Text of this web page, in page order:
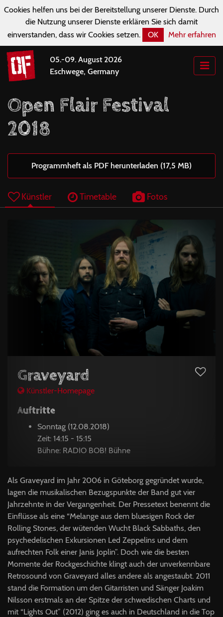
Cookies helfen uns bei der Bereitstellung unserer Dienste. Durch
die Nutzung unserer Dienste erklären Sie sich damit
einverstanden, dass wir Cookies setzen.
OK Mehr erfahren
05.-09. August 2026
Eschwege, Germany
Open Flair Festival
2018
Programmheft als PDF herunterladen (17,5 MB)
Künstler Timetable Fotos
Graveyard
Künstler-Homepage
Auftritte
Sonntag (12.08.2018)
Zeit: 14:15 - 15:15
Bühne: RADIO BOB! Bühne
Als Graveyard im Jahr 2006 in Göteborg gegründet wurde,
lagen die musikalischen Bezugspunkte der Band gut vier
Jahrzehnte in der Vergangenheit. Der Pressetext benennt die
Einflüsse als eine “Melange aus dem bluesigen Rock der
Rolling Stones, der wütenden Wucht Black Sabbaths, den
psychedelischen Exkursionen Led Zeppelins und dem
aufrechten Folk einer Janis Joplin”. Doch wie die besten
Momente der Rockgeschichte klingt auch der unverkennbare
Retrosound von Graveyard alles andere als angestaubt. 2011
stand die Formation um den Gitarristen und Sänger Joakim
Nilsson erstmals an der Spitze der schwedischen Charts und
mit “Lights Out” (2012) ging es auch in Deutschland in die Top